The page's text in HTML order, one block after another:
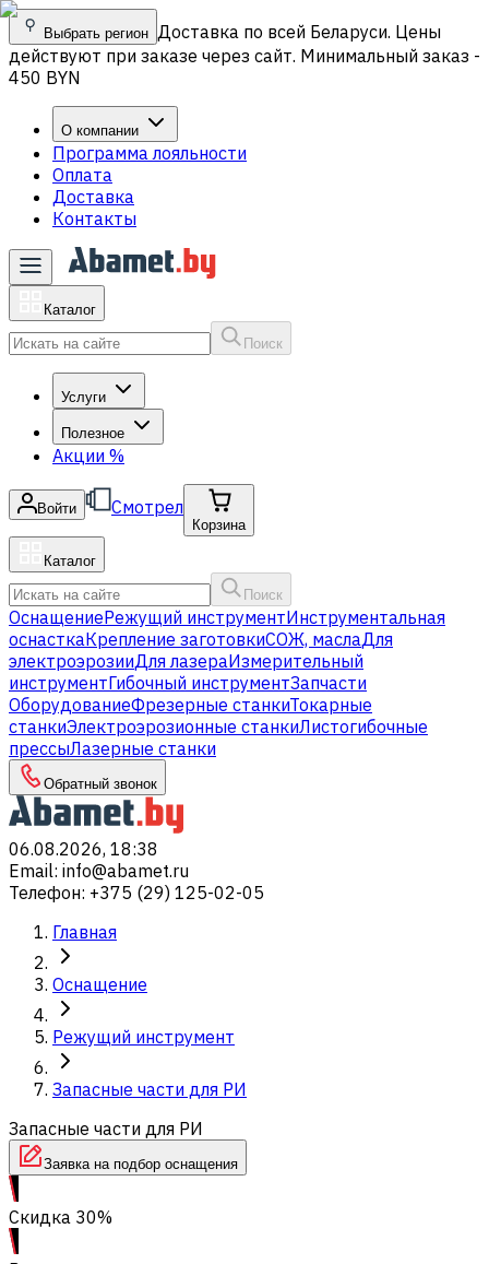
Выбрать регион Доставка по всей Беларуси. Цены
действуют при заказе через сайт. Минимальный заказ -
450 BYN
О компании
Программа лояльности
Оплата
Доставка
Контакты
Каталог
Поиск
Услуги
Полезное
Акции %
Войти Смотрел
Корзина
Каталог
Поиск
ОснащениеРежущий инструментИнструментальная
оснасткаКрепление заготовкиСОЖ, маслаДля
электроэрозииДля лазераИзмерительный
инструментГибочный инструментЗапчасти
ОборудованиеФрезерные станкиТокарные
станкиЭлектроэрозионные станкиЛистогибочные
прессыЛазерные станки
Обратный звонок
06.08.2026, 18:38
Email: info@abamet.ru
Телефон: +375 (29) 125-02-05
Главная
Оснащение
Режущий инструмент
Запасные части для РИ
Запасные части для РИ
Заявка на подбор оснащения
Скидка 30%